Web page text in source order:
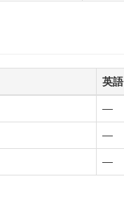
英語
—
—
—